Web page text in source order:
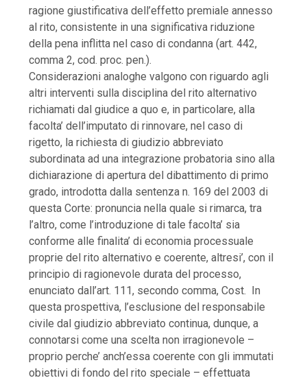
ragione giustificativa dell’effetto premiale annesso
al rito, consistente in una significativa riduzione
della pena inflitta nel caso di condanna (art. 442,
comma 2, cod. proc. pen.).
Considerazioni analoghe valgono con riguardo agli
altri interventi sulla disciplina del rito alternativo
richiamati dal giudice a quo e, in particolare, alla
facolta’ dell’imputato di rinnovare, nel caso di
rigetto, la richiesta di giudizio abbreviato
subordinata ad una integrazione probatoria sino alla
dichiarazione di apertura del dibattimento di primo
grado, introdotta dalla sentenza n. 169 del 2003 di
questa Corte: pronuncia nella quale si rimarca, tra
l’altro, come l’introduzione di tale facolta’ sia
conforme alle finalita’ di economia processuale
proprie del rito alternativo e coerente, altresi’, con il
principio di ragionevole durata del processo,
enunciato dall’art. 111, secondo comma, Cost. In
questa prospettiva, l’esclusione del responsabile
civile dal giudizio abbreviato continua, dunque, a
connotarsi come una scelta non irragionevole –
proprio perche’ anch’essa coerente con gli immutati
obiettivi di fondo del rito speciale – effettuata